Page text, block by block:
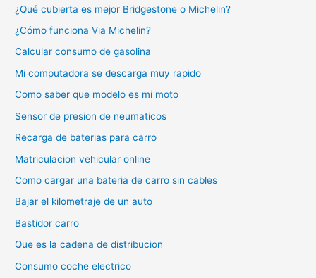
¿Qué cubierta es mejor Bridgestone o Michelin?
¿Cómo funciona Via Michelin?
Calcular consumo de gasolina
Mi computadora se descarga muy rapido
Como saber que modelo es mi moto
Sensor de presion de neumaticos
Recarga de baterias para carro
Matriculacion vehicular online
Como cargar una bateria de carro sin cables
Bajar el kilometraje de un auto
Bastidor carro
Que es la cadena de distribucion
Consumo coche electrico